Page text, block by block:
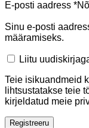
E-posti aadress *
Sinu e-posti
määramiseks.
Liitu
Teie isikuandmeid
lihtsustatakse teie
kirjeldatud meie
Registreeru